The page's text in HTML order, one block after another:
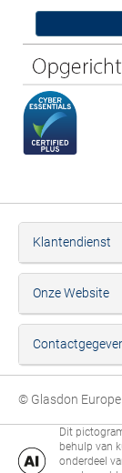
Klantendienst
Onze Website
© Glasdon
Dit
behulp van
onderdeel